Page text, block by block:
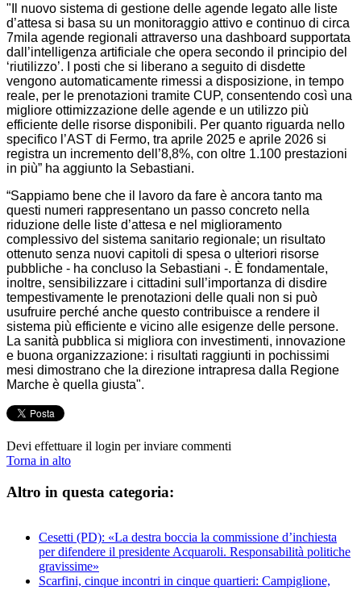
"Il nuovo sistema di gestione delle agende legato alle liste
d’attesa si basa su un monitoraggio attivo e continuo di circa
7mila agende regionali attraverso una dashboard supportata
dall’intelligenza artificiale che opera secondo il principio del
‘riutilizzo’. I posti che si liberano a seguito di disdette
vengono automaticamente rimessi a disposizione, in tempo
reale, per le prenotazioni tramite CUP, consentendo così una
migliore ottimizzazione delle agende e un utilizzo più
efficiente delle risorse disponibili. Per quanto riguarda nello
specifico l’AST di Fermo, tra aprile 2025 e aprile 2026 si
registra un incremento dell’8,8%, con oltre 1.100 prestazioni
in più” ha aggiunto la Sebastiani.
“Sappiamo bene che il lavoro da fare è ancora tanto ma
questi numeri rappresentano un passo concreto nella
riduzione delle liste d’attesa e nel miglioramento
complessivo del sistema sanitario regionale; un risultato
ottenuto senza nuovi capitoli di spesa o ulteriori risorse
pubbliche - ha concluso la Sebastiani -. È fondamentale,
inoltre, sensibilizzare i cittadini sull’importanza di disdire
tempestivamente le prenotazioni delle quali non si può
usufruire perché anche questo contribuisce a rendere il
sistema più efficiente e vicino alle esigenze delle persone.
La sanità pubblica si migliora con investimenti, innovazione
e buona organizzazione: i risultati raggiunti in pochissimi
mesi dimostrano che la direzione intrapresa dalla Regione
Marche è quella giusta".
Devi effettuare il login per inviare commenti
Torna in alto
Altro in questa categoria:
Cesetti (PD): «La destra boccia la commissione d’inchiesta
per difendere il presidente Acquaroli. Responsabilità politiche
gravissime»
Scarfini, cinque incontri in cinque quartieri: Campiglione,